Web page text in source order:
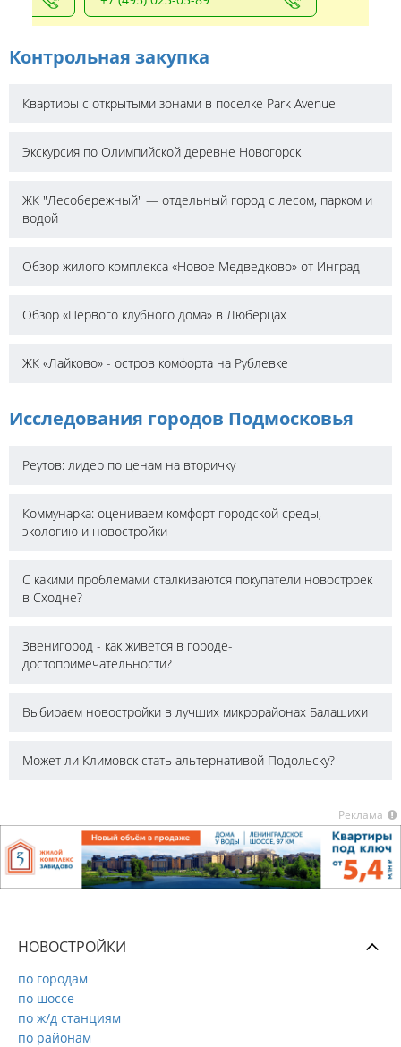
Контрольная закупка
Квартиры с открытыми зонами в поселке Park Avenue
Экскурсия по Олимпийской деревне Новогорск
ЖК "Лесобережный" — отдельный город с лесом, парком и
водой
Обзор жилого комплекса «Новое Медведково» от Инград
Обзор «Первого клубного дома» в Люберцах
ЖК «Лайково» - остров комфорта на Рублевке
Исследования городов Подмосковья
Реутов: лидер по ценам на вторичку
Коммунарка: оцениваем комфорт городской среды,
экологию и новостройки
С какими проблемами сталкиваются покупатели новостроек
в Сходне?
Звенигород - как живется в городе-
достопримечательности?
Выбираем новостройки в лучших микрорайонах Балашихи
Может ли Климовск стать альтернативой Подольску?
Реклама
НОВОСТРОЙКИ
по городам
по шоссе
по ж/д станциям
по районам